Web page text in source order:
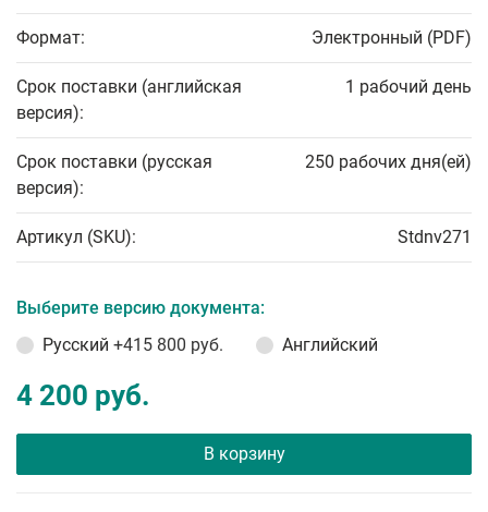
Формат: Электронный (PDF)
Срок поставки (английская
версия):
1 рабочий день
Срок поставки (русская
версия):
250 рабочих дня(ей)
Артикул (SKU): Stdnv271
Выберите версию документа:
Русский +415 800 руб. Английский
4 200 руб.
В корзину